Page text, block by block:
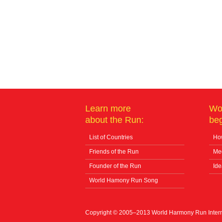
Learn more
about the Run:
List of Countries
Friends of the Run
Founder of the Run
World Hamony Run Song
Copyright © 2005–2013 World Harmony Run